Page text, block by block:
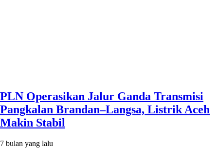
PLN Operasikan Jalur Ganda Transmisi
Pangkalan Brandan–Langsa, Listrik Aceh
Makin Stabil
7 bulan yang lalu